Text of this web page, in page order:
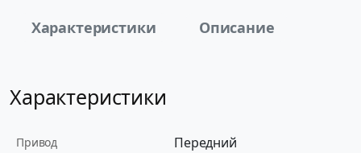
Характеристики Описание
Характеристики
Привод Передний